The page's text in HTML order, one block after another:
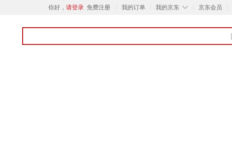
你好， 请登录 免费注册 我的订单 ◇
我的京东 京东会员